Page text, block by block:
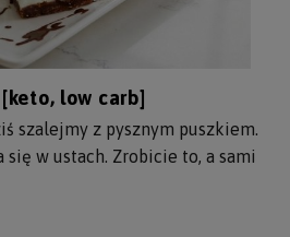
low carb]
szalejmy z pysznym puszkiem.
się w ustach. Zrobicie to, a sami